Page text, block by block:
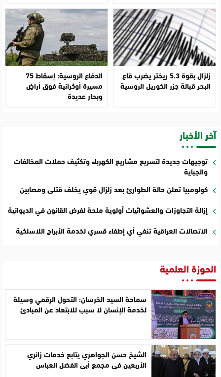
زلزال بقوة 5.3 ريختر يضرب قاع
البحر قبالة جزر الكوريل الروسية
الدفاع الروسية: إسقاط 75
مسيرة أوكرانية فوق أراضٍ
وبحار عديدة
آخر الأخبار
توجيهات جديدة لتسريع مشاريع الكهرباء وتكثيف حملات المخالفات
والجباية
كولومبيا تعلن حالة الطوارئ بعد زلزال قوي يخلف قتلى ومصابين
إزالة التجاوزات والعشوائيات أولوية ملحة لفرض القانون في الديوانية
الاتصالات العراقية تنفي أي إطفاء قسري لخدمة الأبراج اللاسلكية
الحوزة العلمية
سماحة السيد الخرسان: التحول الرقمي وسيلة
لخدمة الإنسان لا سبب للابتعاد عن المبادئ
الشيخ حسن الجواهري يتابع خدمات زائري
الأربعين في مجمع أبي الفضل العباس